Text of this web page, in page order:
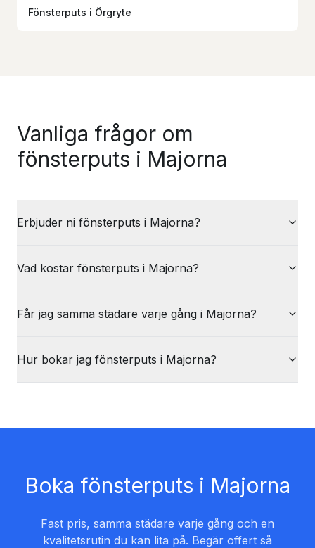
Fönsterputs i Örgryte
Vanliga frågor om
fönsterputs i Majorna
Erbjuder ni fönsterputs i Majorna?
Vad kostar fönsterputs i Majorna?
Får jag samma städare varje gång i Majorna?
Hur bokar jag fönsterputs i Majorna?
Boka fönsterputs i Majorna
Fast pris, samma städare varje gång och en
kvalitetsrutin du kan lita på. Begär offert så